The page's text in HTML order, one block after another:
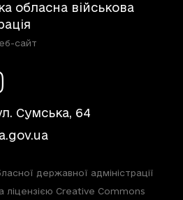
обласна військова
сайт
Сумська, 64
державної адміністрації
ліцензією Creative Commons